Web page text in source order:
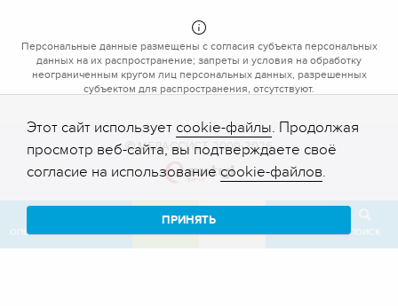
Персональные данные размещены с согласия субъекта персональных
данных на их распространение; запреты и условия на обработку
неограниченным кругом лиц персональных данных, разрешенных
субъектом для распространения, отсутствуют.
МЕДАССИСТ, 2009-2026
Этот сайт использует cookie-файлы. Продолжая
просмотр веб-сайта, вы подтверждаете своё
согласие на использованиеcookie-файлов.
ПРИНЯТЬ
ОПЕРАТОР ЗВОНОК ЗАПИСЬ КАБИНЕТ ОТЗЫВ ПОИСК